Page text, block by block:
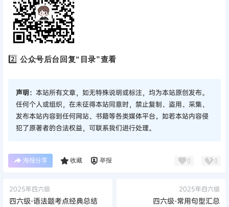
2️⃣公众号后台回复“目录”查看
声明： 本站所有文章，如无特殊说明或标注，均为本站原创发布。
任何个人或组织，在未征得本站同意时，禁止复制、盗用、采集、
发布本站内容到任何网站、书籍等各类媒体平台。如若本站内容侵
犯了原著者的合法权益，可联系我们进行处理。
海报分享 收藏 举报 0 0
2025年四六级
四六级-语法题考点经典总结
2025年四六级
四六级-常用句型汇总